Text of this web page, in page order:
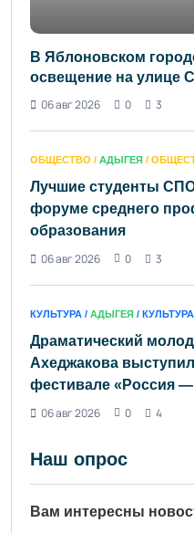
В Яблоновском
освещение на улице
06 авг 2026
0 3
ОБЩЕСТВО / АДЫГЕЯ /
Лучшие студенты
форуме среднего
образования
06 авг 2026
0 3
КУЛЬТУРА / АДЫГЕЯ / КУЛЬТУРА
Драматический
Ахеджакова
фестивале «Россия
06 авг 2026
0 4
Наш опрос
Вам интересны